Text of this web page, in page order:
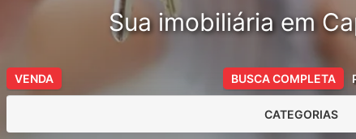
Sua imobiliária em
VENDA BUSCA COMPLETA
CATEGORIAS